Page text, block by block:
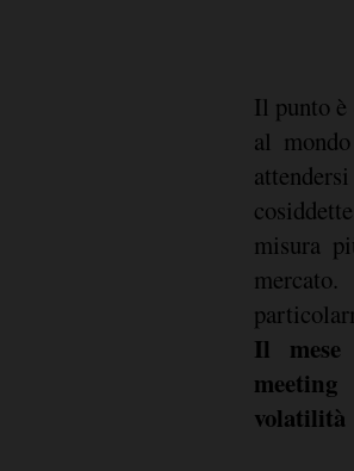
Il punto
al
misura
Il mese
volatilità